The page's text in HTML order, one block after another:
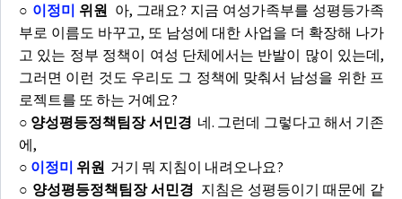
○ 이정미 위원 아, 그래요? 지금 여성가족부를 성평등가족
부로 이름도 바꾸고, 또 남성에 대한 사업을 더 확장해 나가
고 있는 정부 정책이 여성 단체에서는 반발이 많이 있는데,
그러면 이런 것도 우리도 그 정책에 맞춰서 남성을 위한 프
로젝트를 또 하는 거예요?
○ 양성평등정책팀장 서민경 네. 그런데 그렇다고 해서 기존
에,
○ 이정미 위원 거기 뭐 지침이 내려오나요?
○ 양성평등정책팀장 서민경 지침은 성평등이기 때문에 같